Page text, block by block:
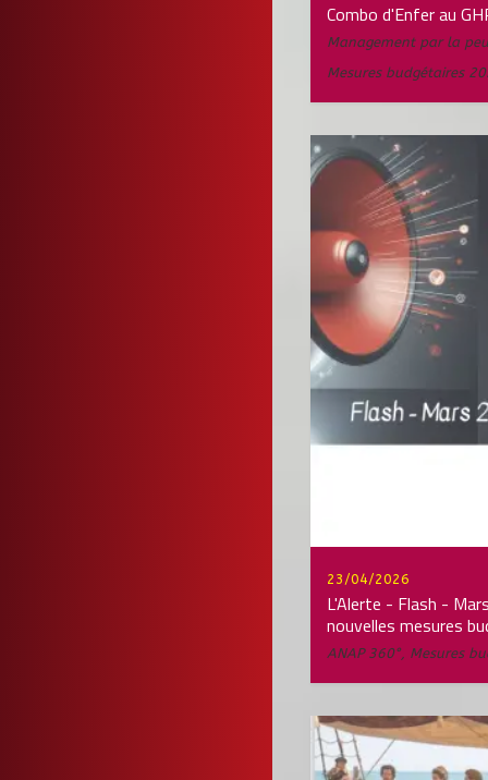
Combo d'Enfer au
Management par la
Mesures budgétaires
23/04/2026
L'Alerte - Flash -
nouvelles mesures
ANAP 360°, Mesures